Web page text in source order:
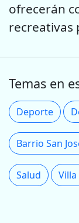
ofrecerán
recreativas
Temas en
Deporte
Barrio San
Salud